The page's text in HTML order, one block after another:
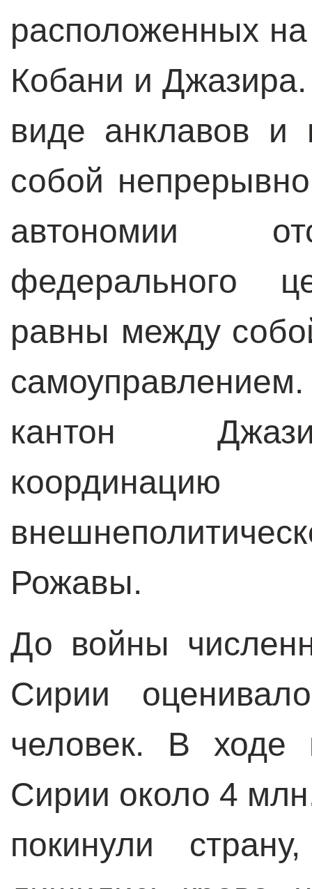
расположенных
Кобани и
виде анклавов
собой
автономии
федерального
равны между
кантон
Рожавы.
До войны
Сирии
человек. В ходе
Сирии около 4
покинули